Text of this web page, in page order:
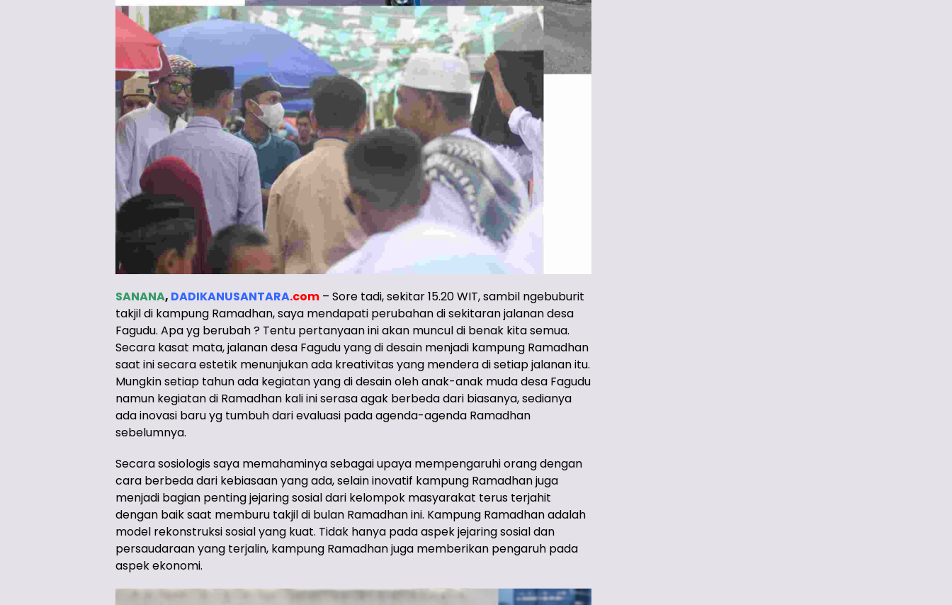
SANANA, DADIKANUSANTARA.com – Sore tadi, sekitar 15.20 WIT, sambil ngebuburit
takjil di kampung Ramadhan, saya mendapati perubahan di sekitaran jalanan desa
Fagudu. Apa yg berubah ? Tentu pertanyaan ini akan muncul di benak kita semua.
Secara kasat mata, jalanan desa Fagudu yang di desain menjadi kampung Ramadhan
saat ini secara estetik menunjukan ada kreativitas yang mendera di setiap jalanan itu.
Mungkin setiap tahun ada kegiatan yang di desain oleh anak-anak muda desa Fagudu
namun kegiatan di Ramadhan kali ini serasa agak berbeda dari biasanya, sedianya
ada inovasi baru yg tumbuh dari evaluasi pada agenda-agenda Ramadhan
sebelumnya.
Secara sosiologis saya memahaminya sebagai upaya mempengaruhi orang dengan
cara berbeda dari kebiasaan yang ada, selain inovatif kampung Ramadhan juga
menjadi bagian penting jejaring sosial dari kelompok masyarakat terus terjahit
dengan baik saat memburu takjil di bulan Ramadhan ini. Kampung Ramadhan adalah
model rekonstruksi sosial yang kuat. Tidak hanya pada aspek jejaring sosial dan
persaudaraan yang terjalin, kampung Ramadhan juga memberikan pengaruh pada
aspek ekonomi.